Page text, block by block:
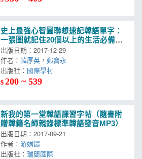
史上最強心智圖聯想速記韓語單字：
一張圖就記住20個以上的生活必備詞
彙（附MP3）
出版日期：2017-12-29
作者：韓厚英 ，鄭寶永
出版社：
$200 ~ 539
新我的第一堂韓語課習字帖（隨書附
贈韓籍名師親錄標準韓語發音MP3）
出版日期：2017-09-21
作者：游娟鐶
出版社：